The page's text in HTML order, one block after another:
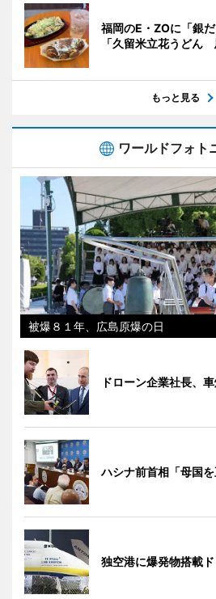
福岡のE・ZOに「銀
「久留米立花うどん
もっと見る
ワールドフォト
被爆８１年、広島原爆の日
ドローン企業社長、
ハシナ前首相「母国を
独空港に爆発物搭載